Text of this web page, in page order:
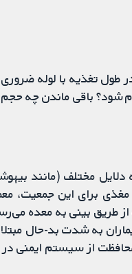
طول تغذیه با لوله
شود؟ باقی ماندن چه
مختلف (مانند
برای این جمعیت،
طریق بینی به معده
به شدت بد-حال
از سیستم ایمنی